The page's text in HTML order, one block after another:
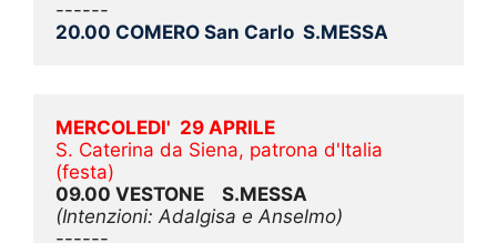
------
20.00 COMERO San Carlo  S.MESSA
MERCOLEDI'  29 APRILE
S. Caterina da Siena, patrona d'Italia
(festa)
09.00 VESTONE    S.MESSA
(Intenzioni: Adalgisa e Anselmo)
------